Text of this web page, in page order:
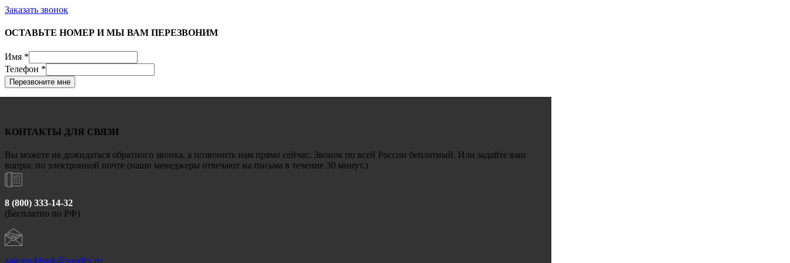
Заказать звонок
ОСТАВЬТЕ НОМЕР И МЫ ВАМ ПЕРЕЗВОНИМ
Имя *
Телефон *
Перезвоните мне
КОНТАКТЫ ДЛЯ СВЯЗИ
Вы можете не дожидаться обратного звонка, а позвонить нам прямо сейчас. Звонок по всей России беплатный. Или задайте ваш
вопрос по электронной почте (наши менеджеры отвечают на письма в течение 30 минут.)
8 (800) 333-14-32
(Бесплатно по РФ)
zagotovkimsk@yandex.ru